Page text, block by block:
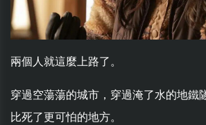
兩個人就這麼上路了。
穿過空蕩蕩的城市，穿過淹了水的地鐵
比死了更可怕的地方。